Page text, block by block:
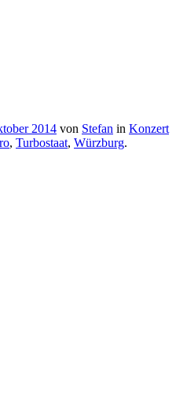
2014 von Stefan in Konzert
, Turbostaat, Würzburg.